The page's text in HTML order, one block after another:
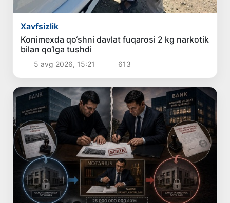
Xavfsizlik
Konimexda qo‘shni davlat fuqarosi 2 kg narkotik
bilan qo‘lga tushdi
5 avg 2026, 15:21 613